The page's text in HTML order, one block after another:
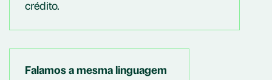
crédito.
Falamos a mesma linguagem